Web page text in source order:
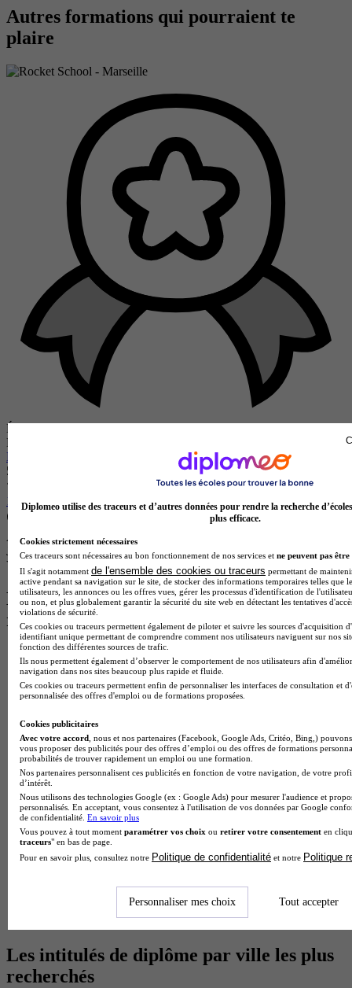
Autres formations qui pourraient te
plaire
École partenaire
Rocket School - Marseille
Bachelor 3 - Digital & Business Development
5.0
1 avis
Alternance
Je m’informe gratuitement
Voir plus de formations similaires
Les intitulés de diplôme les plus
recherchés
Master Marketing Digital
BTS Ndrc
BTS Mco
Master Data science
MBA International Business
BTS Sam
BTS Sio
BTS Communication
BTS Esf
Licence Science de l education
BTS Pi
Master International Business
BTS Sp3s
BAC Pro Assp
BTS Gpme
Les intitulés de diplôme par ville les plus
recherchés
Diplomeo utilise des traceurs et d’autres données pour rendre la recherche
plus efficace.
Cookies strictement nécessaires
Ces traceurs sont nécessaires au bon fonctionnement de nos services et ne peuvent pas être
Il s'agit notamment de l'ensemble des cookies ou traceurs permettant de
active pendant sa navigation sur le site, de stocker des informations temporaires telles que
utilisateurs, les annonces ou les offres vues, gérer les processus d'identification de
ou non, et plus globalement garantir la sécurité du site web en détectant les tentatives
violations de sécurité.
Ces cookies ou traceurs permettent également de piloter et suivre les sources d'acquisition
identifiant unique permettant de comprendre comment nos utilisateurs naviguent sur nos
fonction des différentes sources de trafic.
Ils nous permettent également d’observer le comportement de nos utilisateurs afin
navigation dans nos sites beaucoup plus rapide et fluide.
Ces cookies ou traceurs permettent enfin de personnaliser les interfaces de consultation et
personnalisée des offres d'emploi ou de formations proposées.
Cookies publicitaires
Avec votre accord , nous et nos partenaires (Facebook, Google Ads, Critéo, Bing,)
vous proposer des publicités pour des offres d’emploi ou des offres de formations
probabilités de trouver rapidement un emploi ou une formation.
Nos partenaires personnalisent ces publicités en fonction de votre navigation, de votre
d’intérêt.
Nous utilisons des technologies Google (ex : Google Ads) pour mesurer l'audience et
personnalisés. En acceptant, vous consentez à l'utilisation de vos données par Google
de confidentialité. En savoir plus
Vous pouvez à tout moment paramétrer vos choix ou retirer votre consentement en
traceurs" en bas de page.
Pour en savoir plus, consultez notre Politique de confidentialité et notre Politique
Personnaliser mes choix Tout accepter